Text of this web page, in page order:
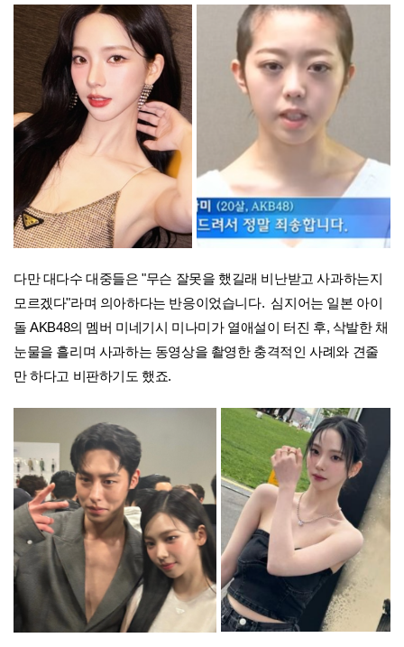
다만 대다수 대중들은 "무슨 잘못을 했길래 비난받고 사과하는지
모르겠다"라며 의아하다는 반응이었습니다. 심지어는 일본 아이
돌 AKB48의 멤버 미네기시 미나미가 열애설이 터진 후, 삭발한 채
눈물을 흘리며 사과하는 동영상을 촬영한 충격적인 사례와 견줄
만 하다고 비판하기도 했죠.